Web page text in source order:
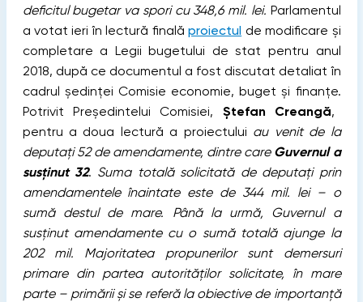
deficitul bugetar va spori cu 348,6 mil. lei. Parlamentul
a votat ieri în lectură finalăproiectul de modificare și
completare a Legii bugetului de stat pentru anul
2018, după ce documentul a fost discutat detaliat în
cadrul ședinței Comisie economie, buget și finanțe.
Potrivit Președintelui Comisiei, Ștefan Creangă,
pentru a doua lectură a proiectului au venit de la
deputați 52 de amendamente, dintre care Guvernul a
susținut 32. Suma totală solicitată de deputați prin
amendamentele înaintate este de 344 mil. lei – o
sumă destul de mare. Până la urmă, Guvernul a
susținut amendamente cu o sumă totală ajunge la
202 mil. Majoritatea propunerilor sunt demersuri
primare din partea autorităților solicitate, în mare
parte – primării și se referă la obiective de importanță